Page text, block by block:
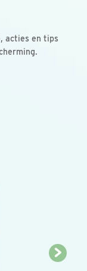
acties en tips